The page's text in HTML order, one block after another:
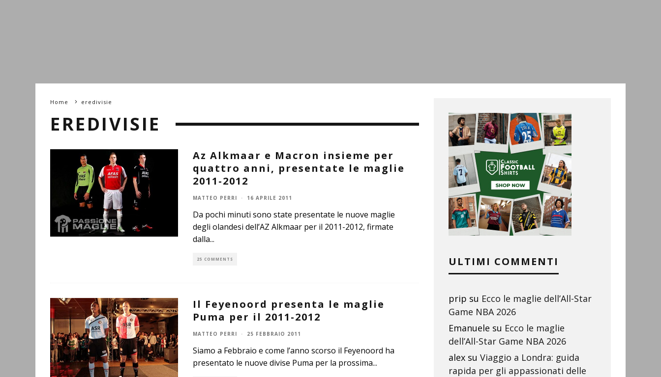
Home eredivisie
EREDIVISIE
Az Alkmaar e Macron insieme per
quattro anni, presentate le maglie
2011-2012
MATTEO PERRI · 16 APRILE 2011
Da pochi minuti sono state presentate le nuove maglie
degli olandesi dell’AZ Alkmaar per il 2011-2012, firmate
dalla...
25 COMMENTS
Il Feyenoord presenta le maglie
Puma per il 2011-2012
MATTEO PERRI · 25 FEBBRAIO 2011
Siamo a Febbraio e come l’anno scorso il Feyenoord ha
presentato le nuove divise Puma per la prossima...
ULTIMI COMMENTI
prip su Ecco le maglie dell’All-Star
Game NBA 2026
Emanuele su Ecco le maglie
dell’All-Star Game NBA 2026
alex su Viaggio a Londra: guida
rapida per gli appassionati delle